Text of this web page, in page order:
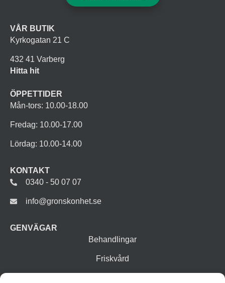
VÅR BUTIK
Kyrkogatan 21 C
432 41 Varberg
Hitta hit
ÖPPETTIDER
Mån-tors: 10.00-18.00
Fredag: 10.00-17.00
Lördag: 10.00-14.00
KONTAKT
0340 - 50 07 07
info@gronskonhet.se
GENVÄGAR
Behandlingar
Friskvård